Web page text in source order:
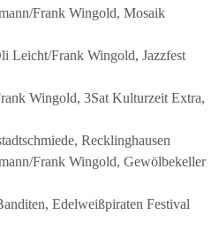
Frank Wingold, Mosaik
Leicht/Frank Wingold, Jazzfest
Wingold, 3Sat Kulturzeit Extra,
Recklinghausen
Frank Wingold, Gewölbekeller
Edelweißpiraten Festival